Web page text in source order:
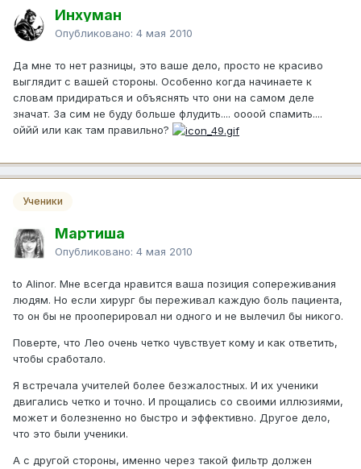
Инхуман
Опубликовано: 4 мая 2010
Да мне то нет разницы, это ваше дело, просто не красиво
выглядит с вашей стороны. Особенно когда начинаете к
словам придираться и объяснять что они на самом деле
значат. За сим не буду больше флудить.... оооой спамить....
оййй или как там правильно?
Ученики
Мартиша
Опубликовано: 4 мая 2010
to Alinor. Мне всегда нравится ваша позиция сопереживания
людям. Но если хирург бы переживал каждую боль пациента,
то он бы не прооперировал ни одного и не вылечил бы никого.
Поверте, что Лео очень четко чувствует кому и как ответить,
чтобы сработало.
Я встречала учителей более безжалостных. И их ученики
двигались четко и точно. И прощались со своими иллюзиями,
может и болезненно но быстро и эффективно. Другое дело,
что это были ученики.
А с другой стороны, именно через такой фильтр должен